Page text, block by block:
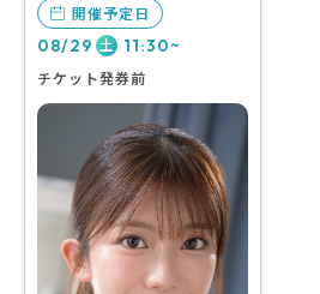
開催予定日
08/29 土 11:30~
チケット発券前